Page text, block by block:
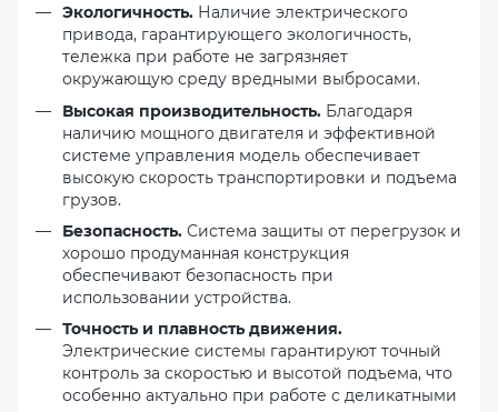
Экологичность. Наличие электрического
привода, гарантирующего экологичность,
тележка при работе не загрязняет
окружающую среду вредными выбросами.
Высокая производительность. Благодаря
наличию мощного двигателя и эффективной
системе управления модель обеспечивает
высокую скорость транспортировки и подъема
грузов.
Безопасность. Система защиты от перегрузок и
хорошо продуманная конструкция
обеспечивают безопасность при
использовании устройства.
Точность и плавность движения.
Электрические системы гарантируют точный
контроль за скоростью и высотой подъема, что
особенно актуально при работе с деликатными